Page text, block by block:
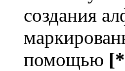
создания
помощью